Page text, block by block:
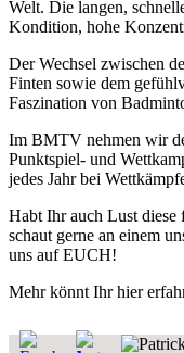
Welt. Die langen,
Kondition, hohe
Der Wechsel zwischen
Finten sowie dem
Faszination von
Im BMTV nehmen wir
Punktspiel- und
jedes Jahr bei
Habt Ihr auch Lust diese
schaut gerne an einem
uns auf EUCH!
Mehr könnt Ihr hier